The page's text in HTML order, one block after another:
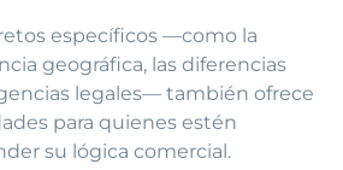
específicos —como la
geográfica, las diferencias
legales— también ofrece
para quienes estén
su lógica comercial.